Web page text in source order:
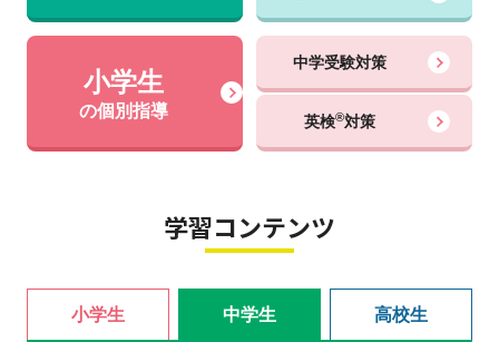
小学生
の個別指導
中学受験対策
英検®対策
学習コンテンツ
小学生 中学生 高校生